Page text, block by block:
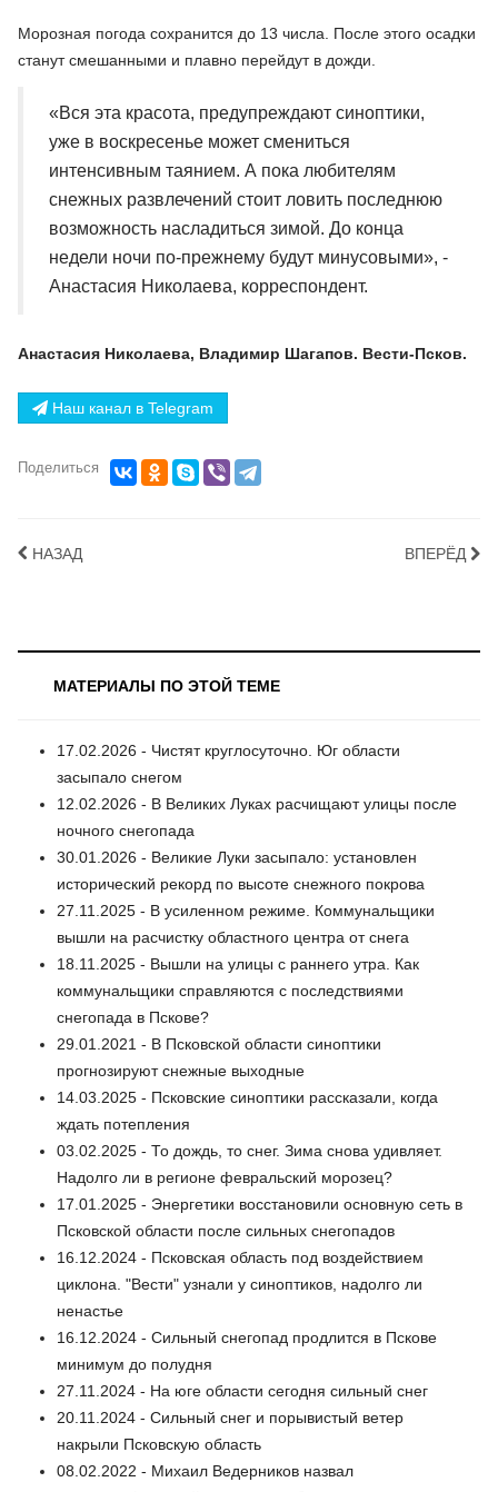
Морозная погода сохранится до 13 числа. После этого осадки
станут смешанными и плавно перейдут в дожди.
«Вся эта красота, предупреждают синоптики,
уже в воскресенье может смениться
интенсивным таянием. А пока любителям
снежных развлечений стоит ловить последнюю
возможность насладиться зимой. До конца
недели ночи по-прежнему будут минусовыми», -
Анастасия Николаева, корреспондент.
Анастасия Николаева, Владимир Шагапов. Вести-Псков.
Наш канал в Telegram
Поделиться
НАЗАД ВПЕРЁД
МАТЕРИАЛЫ ПО ЭТОЙ ТЕМЕ
17.02.2026 - Чистят круглосуточно. Юг области
засыпало снегом
12.02.2026 - В Великих Луках расчищают улицы после
ночного снегопада
30.01.2026 - Великие Луки засыпало: установлен
исторический рекорд по высоте снежного покрова
27.11.2025 - В усиленном режиме. Коммунальщики
вышли на расчистку областного центра от снега
18.11.2025 - Вышли на улицы с раннего утра. Как
коммунальщики справляются с последствиями
снегопада в Пскове?
29.01.2021 - В Псковской области синоптики
прогнозируют снежные выходные
14.03.2025 - Псковские синоптики рассказали, когда
ждать потепления
03.02.2025 - То дождь, то снег. Зима снова удивляет.
Надолго ли в регионе февральский морозец?
17.01.2025 - Энергетики восстановили основную сеть в
Псковской области после сильных снегопадов
16.12.2024 - Псковская область под воздействием
циклона. "Вести" узнали у синоптиков, надолго ли
ненастье
16.12.2024 - Сильный снегопад продлится в Пскове
минимум до полудня
27.11.2024 - На юге области сегодня сильный снег
20.11.2024 - Сильный снег и порывистый ветер
накрыли Псковскую область
08.02.2022 - Михаил Ведерников назвал